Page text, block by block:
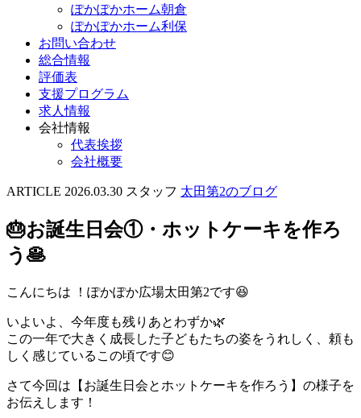
ぽかぽかホーム朝倉
ぽかぽかホーム利保
お問い合わせ
総合情報
評価表
支援プログラム
求人情報
会社情報
代表挨拶
会社概要
ARTICLE 2026.03.30 スタッフ 太田第2のブログ
🎂お誕生日会①・ホットケーキを作ろ
う🥞
こんにちは ！ぽかぽか広場太田第2です😆
いよいよ、今年度も残りあとわずか🌿
この一年で大きく成長した子どもたちの姿をうれしく、頼も
しく感じているこの頃です😊
さて今回は【お誕生日会とホットケーキを作ろう】の様子を
お伝え します！